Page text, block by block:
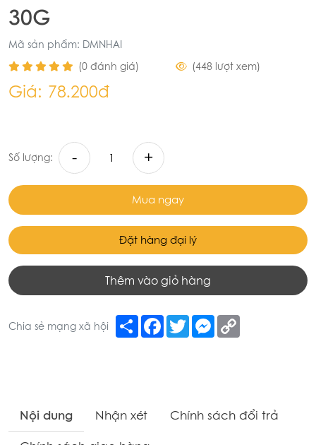
30G
Mã sản phẩm: DMNHAI
(0 đánh giá)
(448 lượt xem)
Giá: 78.200đ
Số lượng: - +
Mua ngay
Đặt hàng đại lý
Thêm vào giỏ hàng
Chia sẻ mạng xã hội Share Facebook
TwitterMessenger
Nội dung Nhận xét
Chính sách đổi trả